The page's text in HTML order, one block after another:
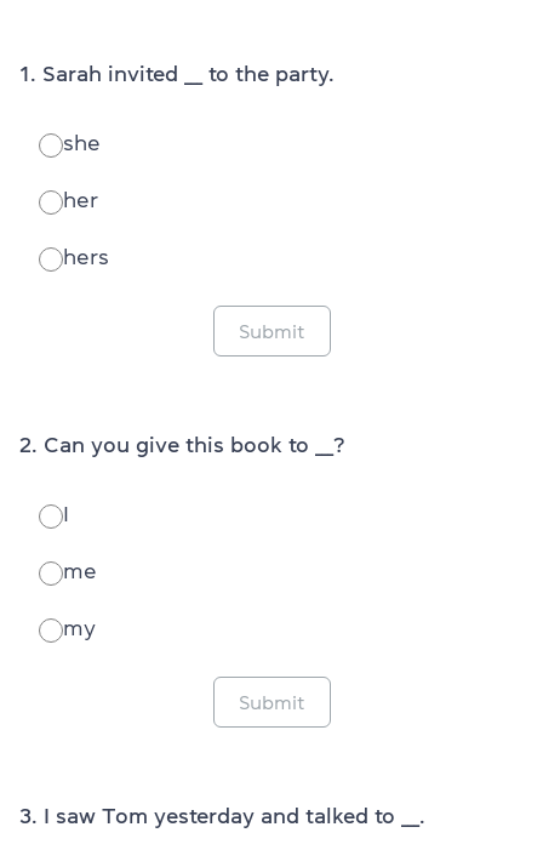
1. Sarah invited ___ to the party.
she
her
hers
Submit
2. Can you give this book to ___?
I
me
my
Submit
3. I saw Tom yesterday and talked to ___.